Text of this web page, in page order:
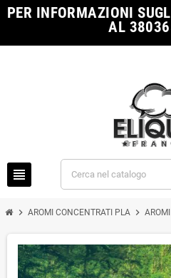
PER INFORMAZIONI
AL
view_headline
chevron_right AROMI CONCENTRATI PLA chevron_right